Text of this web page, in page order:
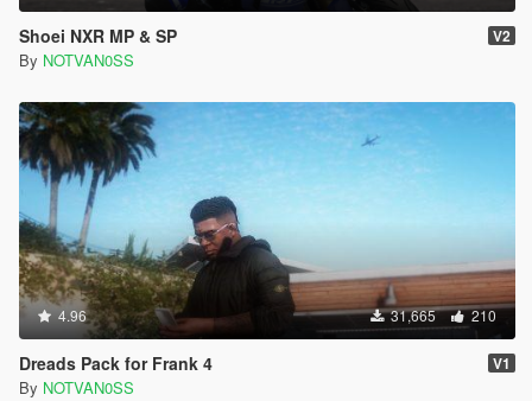
Shoei NXR MP & SP V2
By NOTVAN0SS
4.96 31,665 210
Dreads Pack for Frank 4 V1
By NOTVAN0SS